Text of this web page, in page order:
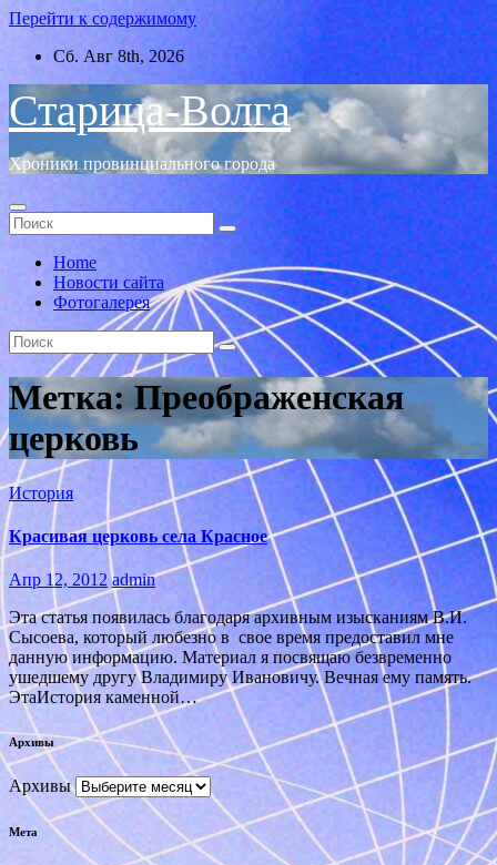
Перейти к содержимому
Сб. Авг 8th, 2026
Старица-Волга
Хроники провинциального города
Home
Новости сайта
Фотогалерея
Метка:Преображенская
церковь
История
Красивая церковь села Красное
Апр 12, 2012 admin
Эта статья появилась благодаря архивным изысканиям В.И.
Сысоева, который любезно в свое время предоставил мне
данную информацию. Материал я посвящаю безвременно
ушедшему другу Владимиру Ивановичу. Вечная ему память.
ЭтаИстория каменной…
Архивы
Архивы
Мета